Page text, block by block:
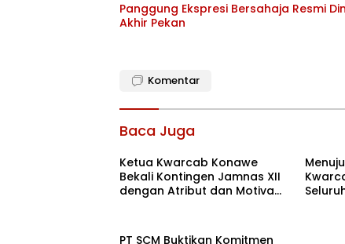
Panggung Ekspresi Bersahaja Resmi
Akhir Pekan
Komentar
Baca Juga
Ketua Kwarcab Konawe
Bekali Kontingen Jamnas XII
dengan Atribut dan Motivasi,
PT SCM Buktikan Komitmen